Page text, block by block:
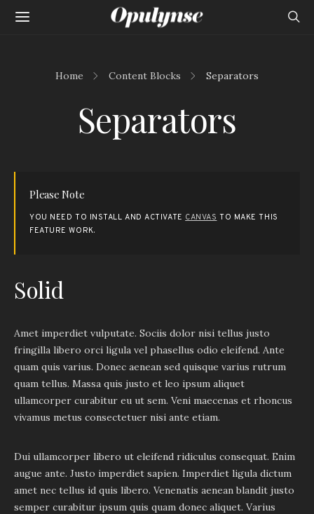
Home Content Blocks Separators
Separators
Please Note
YOU NEED TO INSTALL AND ACTIVATE CANVAS TO MAKE THIS
FEATURE WORK.
Solid
Amet imperdiet vulputate. Sociis dolor nisi tellus justo
fringilla libero orci ligula vel phasellus odio eleifend. Ante
quam quis varius. Donec aenean sed quisque varius rutrum
quam tellus. Massa quis justo et leo ipsum aliquet
ullamcorper curabitur eu ut sem. Veni maecenas et rhoncus
vivamus metus consectetuer nisi ante etiam.
Dui ullamcorper libero ut eleifend ridiculus consequat. Enim
augue ante. Justo imperdiet sapien. Imperdiet ligula dictum
amet nec tellus id quis libero. Venenatis aenean blandit justo
semper curabitur ipsum quis quam donec aliquet. Varius